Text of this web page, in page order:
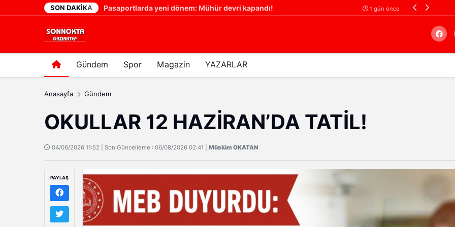
SON DAKIKA
1 gün önce Pasaportlarda yeni dönem: Mühür devri kapandı! 1 gün önce
Gündem Spor Magazin YAZARLAR
Arama
Anasayfa Gündem
OKULLAR 12 HAZİRAN’DA TATİL!
04/06/2026 11:52 | Son Güncelleme : 06/08/2026 02:41 | Müslüm OKATAN
PAYLAŞ